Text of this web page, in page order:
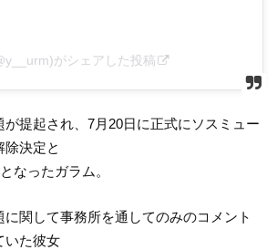
がシェアした投稿
が提起され、7月20日に正式にソスミュー
除決定と
なったガラム。
に関して事務所を通してのみのコメント
いた彼女